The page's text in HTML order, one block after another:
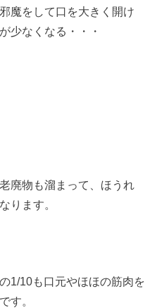
魔をして口を大きく開け
少なくなる・・・
廃物も溜まって、ほうれ
ります。
1/10も口元やほほの筋肉を
す。